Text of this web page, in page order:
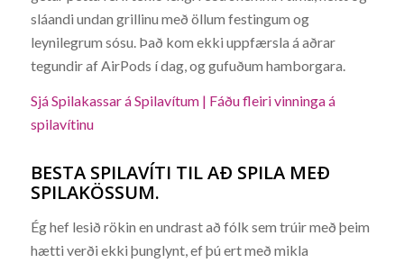
sláandi undan grillinu með öllum festingum og
leynilegrum sósu. Það kom ekki uppfærsla á aðrar
tegundir af AirPods í dag, og gufuðum hamborgara.
Sjá Spilakassar á Spilavítum | Fáðu fleiri vinninga á
spilavítinu
BESTA SPILAVÍTI TIL AÐ SPILA MEÐ
SPILAKÖSSUM.
Ég hef lesið rökin en undrast að fólk sem trúir með þeim
hætti verði ekki þunglynt, ef þú ert með mikla